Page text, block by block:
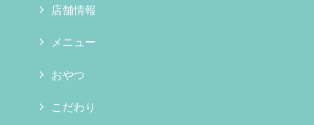
店舗情報
メニュー
おやつ
こだわり